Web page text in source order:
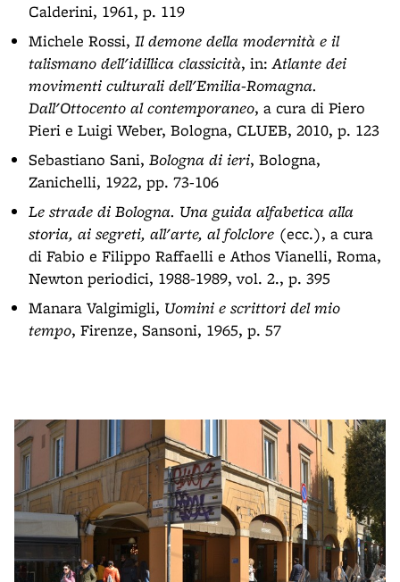
Calderini, 1961, p. 119
Michele Rossi, Il demone della modernità e il
talismano dell'idillica classicità, in:Atlante dei
movimenti culturali dell'Emilia-Romagna.
Dall'Ottocento al contemporaneo, a cura di Piero
Pieri e Luigi Weber, Bologna, CLUEB, 2010, p. 123
Sebastiano Sani, Bologna di ieri, Bologna,
Zanichelli, 1922, pp. 73-106
Le strade di Bologna. Una guida alfabetica alla
storia, ai segreti, all'arte, al folclore (ecc.), a cura
di Fabio e Filippo Raffaelli e Athos Vianelli, Roma,
Newton periodici, 1988-1989, vol. 2., p. 395
Manara Valgimigli, Uomini e scrittori del mio
tempo, Firenze, Sansoni, 1965, p. 57